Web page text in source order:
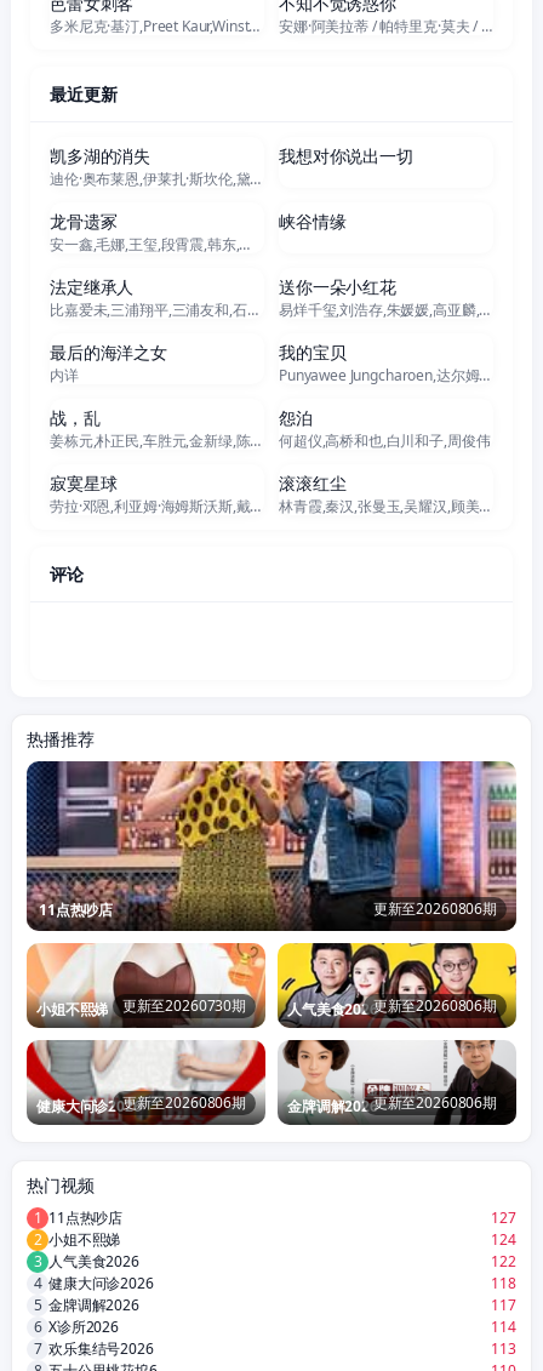
多米尼克·基汀,Preet Kaur,Winston Salk,Nicolas Sellar,罗西奥·斯科托,G. Anthony Joseph,Ignacio Alcala Jr.,Joe Kurak,Anthony J Cruz,Myesha Williams,Dani Chace,Kristopher Izquierdo,马里奥·庞塞 安娜·阿美拉蒂 / 帕特里克·莫夫 / Max Parodi / Susanna Martinková / 安东尼奥·萨利内斯
最近更新
凯多湖的消失
迪伦·奥布莱恩,伊莱扎·斯坎伦,黛安娜·霍佩尔,卡罗琳·福克,山姆·亨宁斯,埃里克·兰格,劳伦·艾波罗丝,Nina Leon,兰斯·E·尼克尔斯,大卫·马尔登那多,基姆·巴蒂斯特,Jody Sellers,Greysen Conley,Jules Hilillo Fernandez,Jennifer Sellers,Larry S. White II,A.C. Cooper,Zedrick Tinsley,Elizabeth Feliciano
我想对你说出一切
正片
龙骨遗冢
安一鑫,毛娜,王玺,段霄震,韩东,葛四
峡谷情缘
正片
法定继承人
比嘉爱未,三浦翔平,三浦友和,石野真子,浅利阳介,小手伸也,山崎静代,松冈依都美,田中要次,デヴィ・スカルノ,内海崇,菊田円
送你一朵小红花
易烊千玺,刘浩存,朱媛媛,高亚麟,夏雨,岳云鹏,陈祉希,李晓川,孔琳,吴晓亮,张绍刚,孙强,安笑歌,李增辉,姚未平,张浩天,柴陆
正片
最后的海洋之女
内详
正片
我的宝贝
Punyawee Jungcharoen,达尔姆泰·普兰西普,Sutthirak Subvijitra,Tatchaya Supatanyasatit,梅拉达·素斯丽,查卢彭·提坤朋提拉翁
战，乱
姜栋元,朴正民,车胜元,金新绿,陈善圭,郑成日
正片
怨泊
何超仪,高桥和也,白川和子,周俊伟
正片
寂寞星球
劳拉·邓恩,利亚姆·海姆斯沃斯,戴安娜·西尔弗斯,本·优素福,贝利纳·洛根,古斯塔夫·代克尔吉塞,Quintin Mims,拉奇妲·布拉克尼,迪伦·兰恩,埃文·沙夫兰,Francesco Martino,Arthur Clark,Sami Fekkak,Kourosh Parsapour,尤尼斯·布西夫,郭涛,Nadia Kazar,Muhammad Abdullah Arabi,Ada Mogilevsky,Mark Winn
正片
滚滚红尘
林青霞,秦汉,张曼玉,吴耀汉,顾美华,严浩,李小力
评论
热播推荐
更新至20260806期
11点热吵店
更新至20260730期
小姐不熙娣 更新至20260806期
人气美食2026
更新至20260806期
健康大问诊2026 更新至20260806期
金牌调解2026
热门视频
1 11点热吵店
127
2 小姐不熙娣
124
3 人气美食2026
122
4 健康大问诊2026
118
5 金牌调解2026
117
6 X诊所2026
114
7 欢乐集结号2026
113